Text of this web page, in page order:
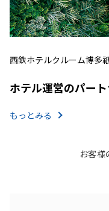
西鉄ホテルクルーム博多
ホテル運営のパー
もっとみる
お客様